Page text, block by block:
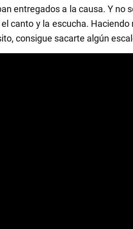
entregados a la causa. Y no
canto y la escucha.
consigue sacarte algún